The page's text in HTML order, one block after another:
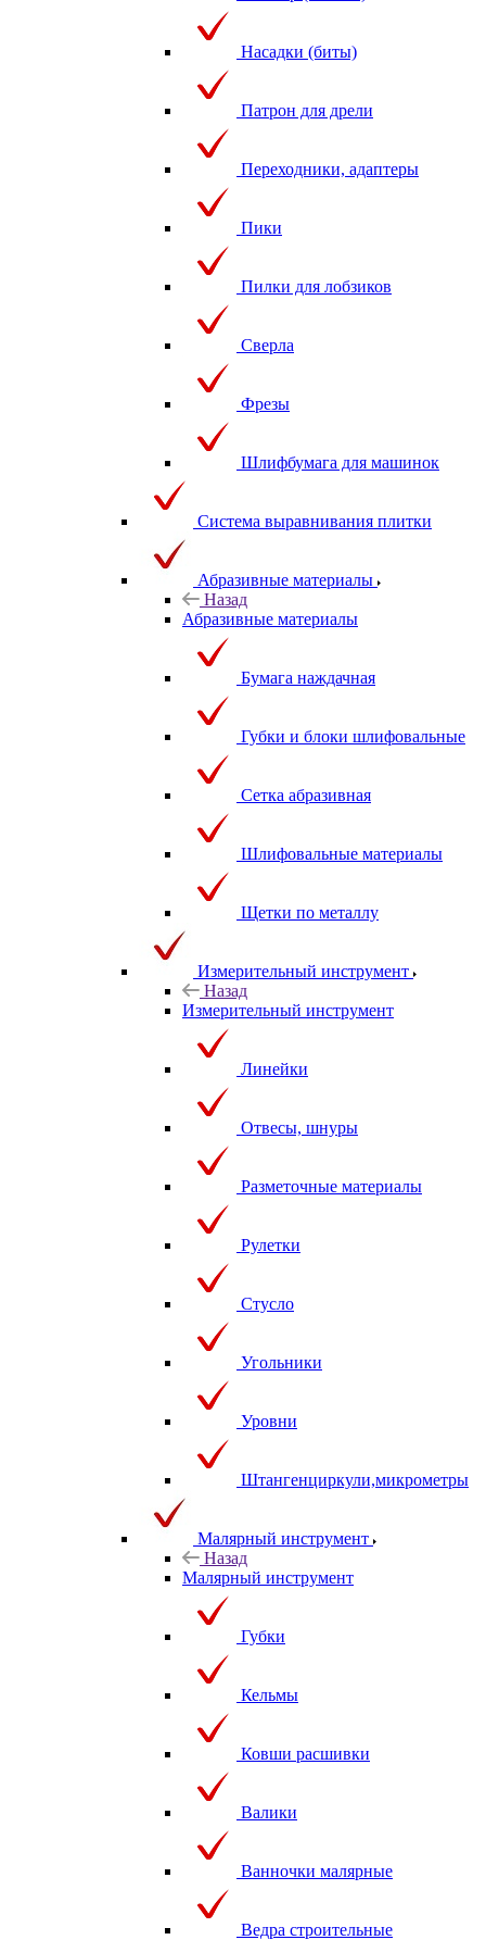
Насадки (биты)
Патрон для дрели
Переходники, адаптеры
Пики
Пилки для лобзиков
Сверла
Фрезы
Шлифбумага для машинок
Система выравнивания плитки
Абразивные материалы
Назад
Абразивные материалы
Бумага наждачная
Губки и блоки шлифовальные
Сетка абразивная
Шлифовальные материалы
Щетки по металлу
Измерительный инструмент
Назад
Измерительный инструмент
Линейки
Отвесы, шнуры
Разметочные материалы
Рулетки
Стусло
Угольники
Уровни
Штангенциркули,микрометры
Малярный инструмент
Назад
Малярный инструмент
Губки
Кельмы
Ковши расшивки
Валики
Ванночки малярные
Ведра строительные